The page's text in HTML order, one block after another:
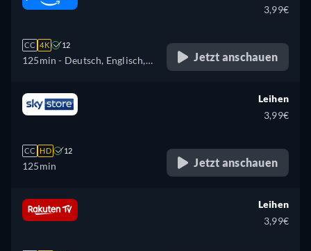
CC 4K 12
125min - Deutsch, Englisch,
Italienisch, Polnisch
3,99€
Jetzt anschauen
CC HD 12
125min
Leihen
3,99€
Jetzt anschauen
Leihen
3,99€